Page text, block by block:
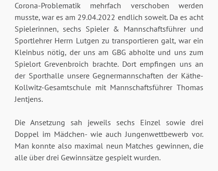
Corona-Problematik mehrfach verschoben werden
musste, war es am 29.04.2022 endlich soweit. Da es acht
Spielerinnen, sechs Spieler & Mannschaftsführer und
Sportlehrer Herrn Lutgen zu transportieren galt, war ein
Kleinbus nötig, der uns am GBG abholte und uns zum
Spielort Grevenbroich brachte. Dort empfingen uns an
der Sporthalle unsere Gegnermannschaften der Käthe-
Kollwitz-Gesamtschule mit Mannschaftsführer Thomas
Jentjens.
Die Ansetzung sah jeweils sechs Einzel sowie drei
Doppel im Mädchen- wie auch Jungenwettbewerb vor.
Man konnte also maximal neun Matches gewinnen, die
alle über drei Gewinnsätze gespielt wurden.